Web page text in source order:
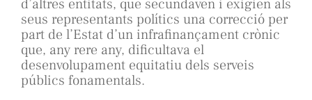
d’altres entitats, que secundaven i exigien als
seus representants polítics una correcció per
part de l’Estat d’un infrafinançament crònic
que, any rere any, dificultava el
desenvolupament equitatiu dels serveis
públics fonamentals.